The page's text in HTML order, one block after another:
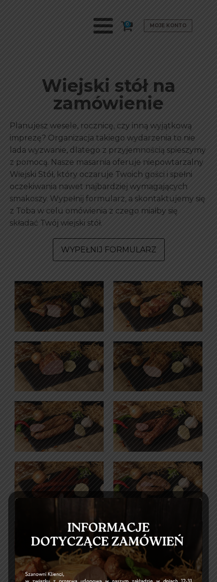
0 MOJE KONTO
Wiejski stół na
zamówienie
Planujesz wesele, rocznicę, czy inną wyjątkową
imprezę? Organizacja takiego wydarzenia to nie
lada wyzwanie, dlatego z przyjemnością spieszymy
z pomocą. Nasze masarnia oferuje niepowtarzalny
Wiejski Stół, który oczaruje Twoich gości i spełni
oczekiwania nawet najbardziej wymagających
smakoszy. Wypełnij formularz, a skontaktujemy się
z Toba w celu omówienia z czego miałby się
składać Twój wiejski stół.
WYPEŁNIJ FORMULARZ